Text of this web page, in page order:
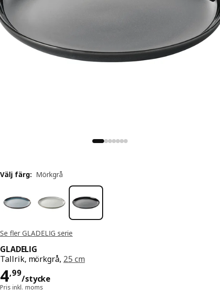
Se fler GLADELIG serie
GLADELIG
Tallrik, mörkgrå, 25 cm
4,99
/stycke
Pris 4,99/stycke
Pris inkl. moms
Välj färg: Mörkgrå